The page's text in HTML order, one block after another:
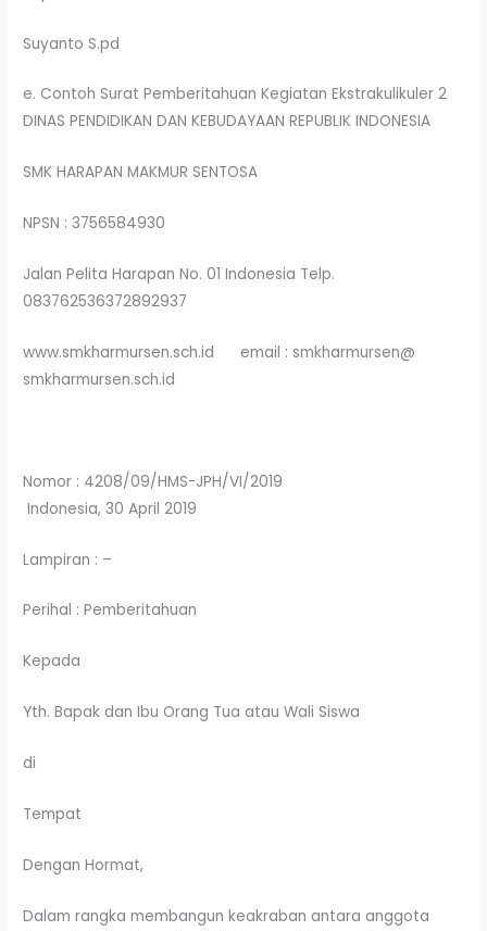
Suyanto S.pd
e. Contoh Surat Pemberitahuan Kegiatan Ekstrakulikuler 2
DINAS PENDIDIKAN DAN KEBUDAYAAN REPUBLIK INDONESIA
SMK HARAPAN MAKMUR SENTOSA
NPSN : 3756584930
Jalan Pelita Harapan No. 01 Indonesia Telp.
083762536372892937
www.smkharmursen.sch.id email : smkharmursen@
smkharmursen.sch.id
Nomor : 4208/09/HMS-JPH/VI/2019
Indonesia, 30 April 2019
Lampiran : –
Perihal : Pemberitahuan
Kepada
Yth. Bapak dan Ibu Orang Tua atau Wali Siswa
di
Tempat
Dengan Hormat,
Dalam rangka membangun keakraban antara anggota